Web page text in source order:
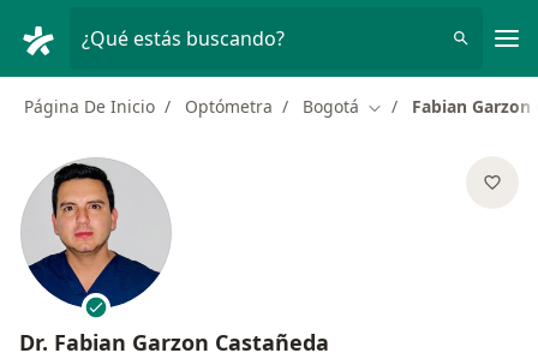
¿Qué estás buscando?
Página De Inicio Optómetra Bogotá Cambiar de ciudad
Fabian Garzon
Dr. Fabian Garzon Castañeda